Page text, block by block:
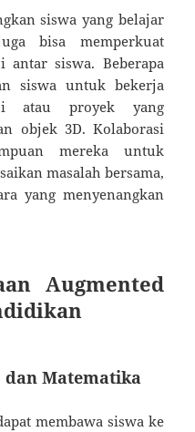
siswa yang belajar
bisa memperkuat
antar siswa. Beberapa
siswa untuk bekerja
atau proyek yang
objek 3D. Kolaborasi
mereka untuk
masalah bersama,
yang menyenangkan
Augmented
dan Matematika
membawa siswa ke